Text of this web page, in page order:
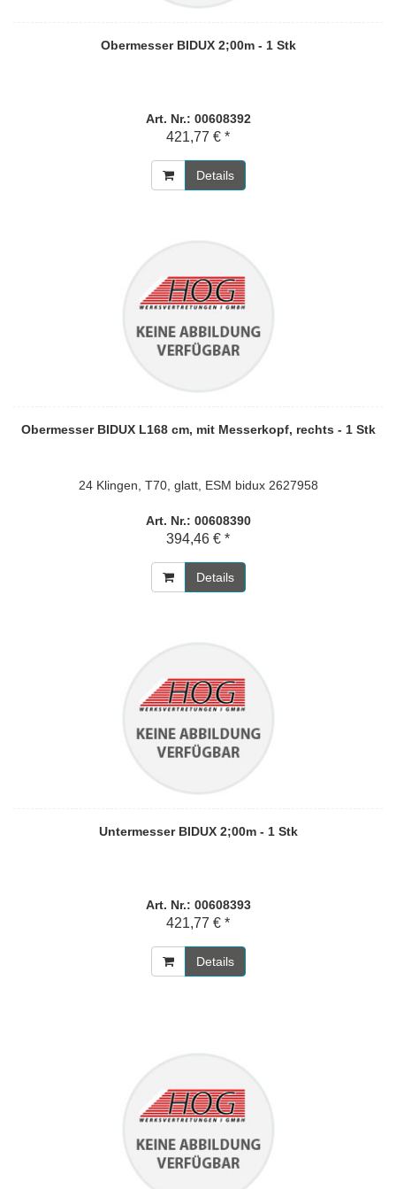
Obermesser BIDUX 2;00m - 1 Stk
Art. Nr.: 00608392
421,77 € *
Details
Obermesser BIDUX L168 cm, mit Messerkopf, rechts - 1 Stk
24 Klingen, T70, glatt, ESM bidux 2627958
Art. Nr.: 00608390
394,46 € *
Details
Untermesser BIDUX 2;00m - 1 Stk
Art. Nr.: 00608393
421,77 € *
Details